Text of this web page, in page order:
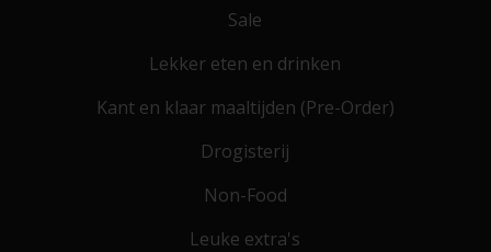
Sale
Lekker eten en drinken
Kant en klaar maaltijden (Pre-Order)
Drogisterij
Non-Food
Leuke extra's